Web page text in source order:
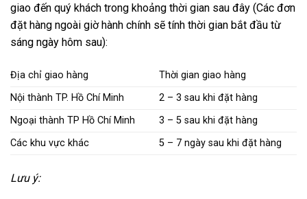
giao đến quý khách trong khoảng thời gian sau đây (Các đơn
đặt hàng ngoài giờ hành chính sẽ tính thời gian bắt đầu từ
sáng ngày hôm sau):
Địa chỉ giao hàng
Thời gian giao hàng
Nội thành TP. Hồ Chí Minh
2 – 3 sau khi đặt hàng
Ngoại thành TP Hồ Chí Minh
3 – 5 sau khi đặt hàng
Các khu vực khác
5 – 7 ngày sau khi đặt hàng
Lưu ý: